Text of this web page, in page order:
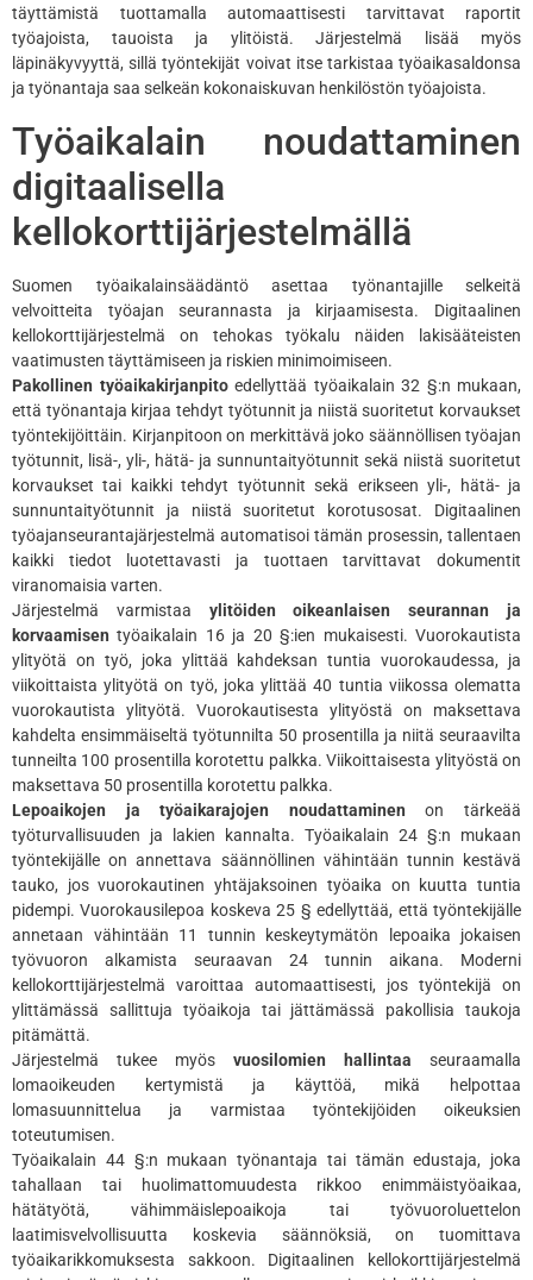
täyttämistä tuottamalla automaattisesti tarvittavat raportit
työajoista, tauoista ja ylitöistä. Järjestelmä lisää myös
läpinäkyvyyttä, sillä työntekijät voivat itse tarkistaa työaikasaldonsa
ja työnantaja saa selkeän kokonaiskuvan henkilöstön työajoista.
Työaikalain noudattaminen
digitaalisella
kellokorttijärjestelmällä
Suomen työaikalainsäädäntö asettaa työnantajille selkeitä
velvoitteita työajan seurannasta ja kirjaamisesta. Digitaalinen
kellokorttijärjestelmä on tehokas työkalu näiden lakisääteisten
vaatimusten täyttämiseen ja riskien minimoimiseen.
Pakollinen työaikakirjanpitoedellyttää työaikalain 32 §:n mukaan,
että työnantaja kirjaa tehdyt työtunnit ja niistä suoritetut korvaukset
työntekijöittäin. Kirjanpitoon on merkittävä joko säännöllisen työajan
työtunnit, lisä-, yli-, hätä- ja sunnuntaityötunnit sekä niistä suoritetut
korvaukset tai kaikki tehdyt työtunnit sekä erikseen yli-, hätä- ja
sunnuntaityötunnit ja niistä suoritetut korotusosat. Digitaalinen
työajanseurantajärjestelmä automatisoi tämän prosessin, tallentaen
kaikki tiedot luotettavasti ja tuottaen tarvittavat dokumentit
viranomaisia varten.
Järjestelmä varmistaa ylitöiden oikeanlaisen seurannan ja
korvaamisen työaikalain 16 ja 20 §:ien mukaisesti. Vuorokautista
ylityötä on työ, joka ylittää kahdeksan tuntia vuorokaudessa, ja
viikoittaista ylityötä on työ, joka ylittää 40 tuntia viikossa olematta
vuorokautista ylityötä. Vuorokautisesta ylityöstä on maksettava
kahdelta ensimmäiseltä työtunnilta 50 prosentilla ja niitä seuraavilta
tunneilta 100 prosentilla korotettu palkka. Viikoittaisesta ylityöstä on
maksettava 50 prosentilla korotettu palkka.
Lepoaikojen ja työaikarajojen noudattaminen on tärkeää
työturvallisuuden ja lakien kannalta. Työaikalain 24 §:n mukaan
työntekijälle on annettava säännöllinen vähintään tunnin kestävä
tauko, jos vuorokautinen yhtäjaksoinen työaika on kuutta tuntia
pidempi. Vuorokausilepoa koskeva 25 § edellyttää, että työntekijälle
annetaan vähintään 11 tunnin keskeytymätön lepoaika jokaisen
työvuoron alkamista seuraavan 24 tunnin aikana. Moderni
kellokorttijärjestelmä varoittaa automaattisesti, jos työntekijä on
ylittämässä sallittuja työaikoja tai jättämässä pakollisia taukoja
pitämättä.
Järjestelmä tukee myös vuosilomien hallintaa seuraamalla
lomaoikeuden kertymistä ja käyttöä, mikä helpottaa
lomasuunnittelua ja varmistaa työntekijöiden oikeuksien
toteutumisen.
Työaikalain 44 §:n mukaan työnantaja tai tämän edustaja, joka
tahallaan tai huolimattomuudesta rikkoo enimmäistyöaikaa,
hätätyötä, vähimmäislepoaikoja tai työvuoroluettelon
laatimisvelvollisuutta koskevia säännöksiä, on tuomittava
työaikarikkomuksesta sakkoon. Digitaalinen kellokorttijärjestelmä